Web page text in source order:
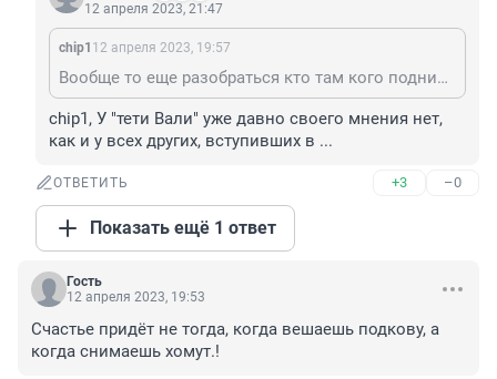
12 апреля 2023, 21:47
chip1 12 апреля 2023, 19:57
Вообще то еще разобраться кто там кого поднимал, тетя Валя из старых аппаратчиков.
chip1, У "тети Вали" уже давно своего мнения нет,
как и у всех других, вступивших в ...
ОТВЕТИТЬ +3 –0
Показать ещё 1 ответ
Гость
12 апреля 2023, 19:53
Счастье придёт не тогда, когда вешаешь подкову, а
когда снимаешь хомут.!